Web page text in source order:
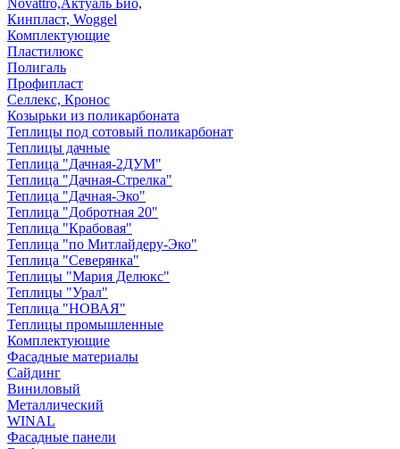
Novattro,Актуаль Био,
Кинпласт, Woggel
Комплектующие
Пластилюкс
Полигаль
Профипласт
Селлекс, Кронос
Козырьки из поликарбоната
Теплицы под сотовый поликарбонат
Теплицы дачные
Теплица "Дачная-2ДУМ"
Теплица "Дачная-Стрелка"
Теплица "Дачная-Эко"
Теплица "Добротная 20"
Теплица "Крабовая"
Теплица "по Митлайдеру-Эко"
Теплица "Северянка"
Теплицы "Мария Делюкс"
Теплицы "Урал"
Теплица "НОВАЯ"
Теплицы промышленные
Комплектующие
Фасадные материалы
Сайдинг
Виниловый
Металлический
WINAL
Фасадные панели